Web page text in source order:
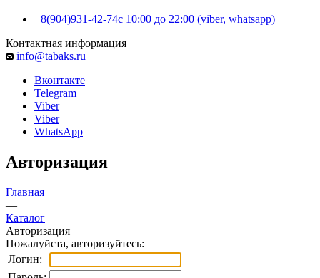
8(904)931-42-74с 10:00 до 22:00 (viber, whatsapp)
Контактная информация
info@tabaks.ru
Вконтакте
Telegram
Viber
Viber
WhatsApp
Авторизация
Главная
—
Каталог
Авторизация
Пожалуйста, авторизуйтесь:
Логин: